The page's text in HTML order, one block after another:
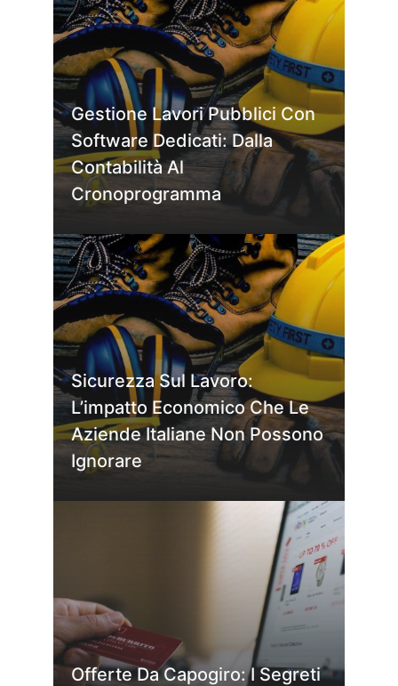
Gestione Lavori Pubblici Con
Software Dedicati: Dalla
Contabilità Al
Cronoprogramma
Sicurezza Sul Lavoro:
L’impatto Economico Che Le
Aziende Italiane Non Possono
Ignorare
Offerte Da Capogiro: I Segreti